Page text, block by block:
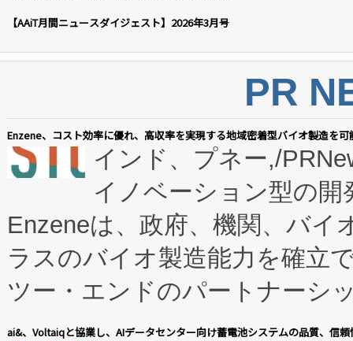
【AAiT月間ニュースダイジェスト】2026年3月号
PR
Enzene、コスト効率に優れ、高収率を実現する地域密着型バイオ製造を
インド、プネー,/
イノベーション型の
Enzeneは、政府、機関、バイ
ラスのバイオ製造能力を確立
ツー・エンドのパートナーシ
表しました。 同社の実績ある
ai&、Voltaiqと協業し、AIデータセンター向け蓄電池システムの品質、信